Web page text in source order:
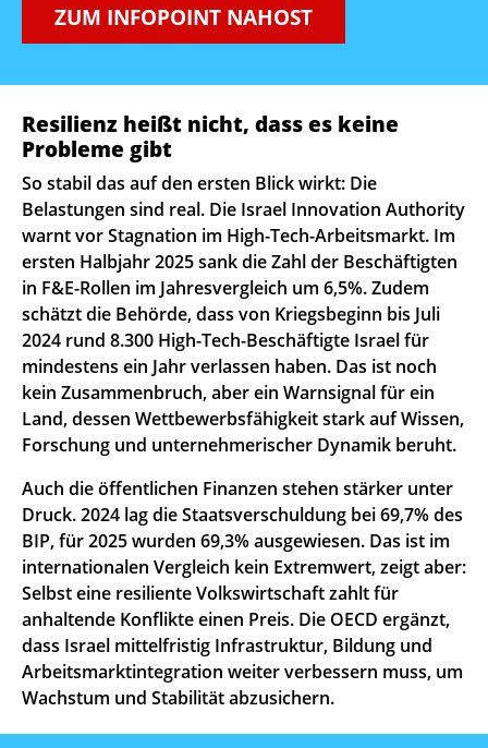
ZUM INFOPOINT NAHOST
Resilienz heißt nicht, dass es keine
Probleme gibt
So stabil das auf den ersten Blick wirkt: Die
Belastungen sind real. Die Israel Innovation Authority
warnt vor Stagnation im High-Tech-Arbeitsmarkt. Im
ersten Halbjahr 2025 sank die Zahl der Beschäftigten
in F&E-Rollen im Jahresvergleich um 6,5%. Zudem
schätzt die Behörde, dass von Kriegsbeginn bis Juli
2024 rund 8.300 High-Tech-Beschäftigte Israel für
mindestens ein Jahr verlassen haben. Das ist noch
kein Zusammenbruch, aber ein Warnsignal für ein
Land, dessen Wettbewerbsfähigkeit stark auf Wissen,
Forschung und unternehmerischer Dynamik beruht.
Auch die öffentlichen Finanzen stehen stärker unter
Druck. 2024 lag die Staatsverschuldung bei 69,7% des
BIP, für 2025 wurden 69,3% ausgewiesen. Das ist im
internationalen Vergleich kein Extremwert, zeigt aber:
Selbst eine resiliente Volkswirtschaft zahlt für
anhaltende Konflikte einen Preis. Die OECD ergänzt,
dass Israel mittelfristig Infrastruktur, Bildung und
Arbeitsmarktintegration weiter verbessern muss, um
Wachstum und Stabilität abzusichern.